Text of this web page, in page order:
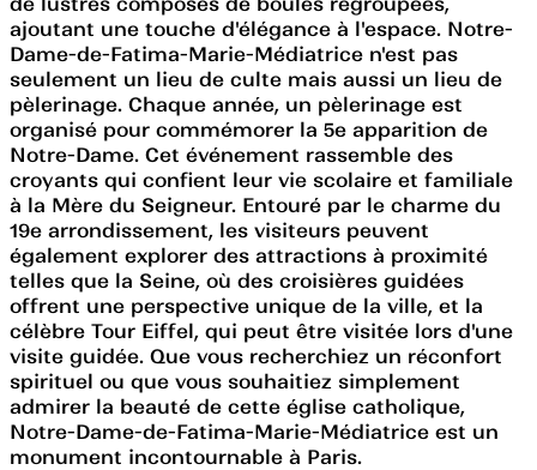
ajoutant une touche d'élégance à l'espace. Notre-
Dame-de-Fatima-Marie-Médiatrice n'est pas
seulement un lieu de culte mais aussi un lieu de
pèlerinage. Chaque année, un pèlerinage est
organisé pour commémorer la 5e apparition de
Notre-Dame. Cet événement rassemble des
croyants qui confient leur vie scolaire et familiale
à la Mère du Seigneur. Entouré par le charme du
19e arrondissement, les visiteurs peuvent
également explorer des attractions à proximité
telles que la Seine, où des croisières guidées
offrent une perspective unique de la ville, et la
célèbre Tour Eiffel, qui peut être visitée lors d'une
visite guidée. Que vous recherchiez un réconfort
spirituel ou que vous souhaitiez simplement
admirer la beauté de cette église catholique,
Notre-Dame-de-Fatima-Marie-Médiatrice est un
monument incontournable à Paris.